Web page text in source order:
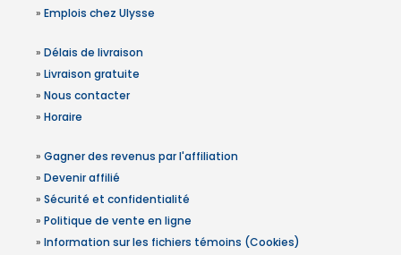
» Emplois chez Ulysse
» Délais de livraison
» Livraison gratuite
» Nous contacter
» Horaire
» Gagner des revenus par l'affiliation
» Devenir affilié
» Sécurité et confidentialité
» Politique de vente en ligne
» Information sur les fichiers témoins (Cookies)